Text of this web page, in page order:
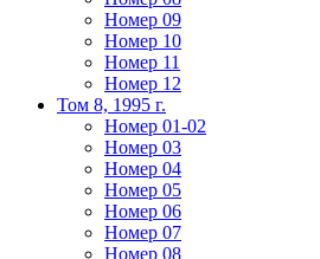
Номер 09
Номер 10
Номер 11
Номер 12
Том 8, 1995 г.
Номер 01-02
Номер 03
Номер 04
Номер 05
Номер 06
Номер 07
Номер 08